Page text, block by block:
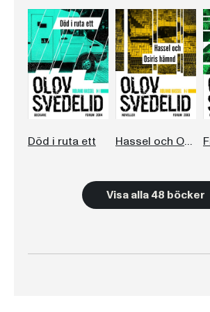
Död i ruta ett Hassel och Osiris hämnd
Visa alla 48 böcker